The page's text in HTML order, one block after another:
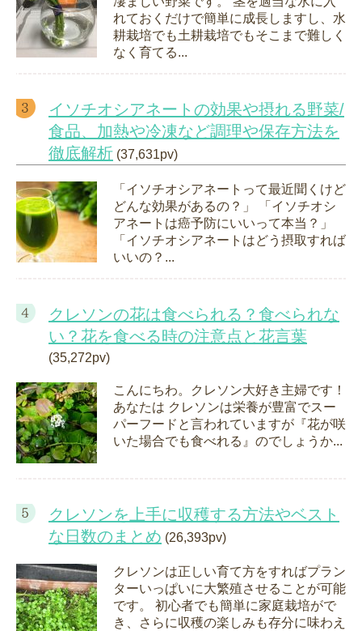
れておくだけで簡単に成長しますし、水
耕栽培でも土耕栽培でもそこまで難しく
なく育てる...
イソチオシアネートの効果や摂れる野菜/
食品、加熱や冷凍など調理や保存方法を
徹底解析 (37,631pv)
「イソチオシアネートって最近聞くけど
どんな効果があるの？」 「イソチオシ
アネートは癌予防にいいって本当？」
「イソチオシアネートはどう摂取すれば
いいの？...
クレソンの花は食べられる？食べられな
い？花を食べる時の注意点と花言葉
(35,272pv)
こんにちわ。クレソン大好き主婦です！
あなたは クレソンは栄養が豊富でスー
パーフードと言われていますが『花が咲
いた場合でも食べれる』のでしょうか...
クレソンを上手に収穫する方法やベスト
な日数のまとめ (26,393pv)
クレソンは正しい育て方をすればプラン
ターいっぱいに大繁殖させることが可能
です。 初心者でも簡単に家庭栽培がで
き、さらに収穫の楽しみも存分に味わえ